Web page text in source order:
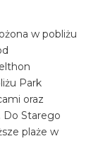
w pobliżu
Park
oraz
Do Starego
plaże w